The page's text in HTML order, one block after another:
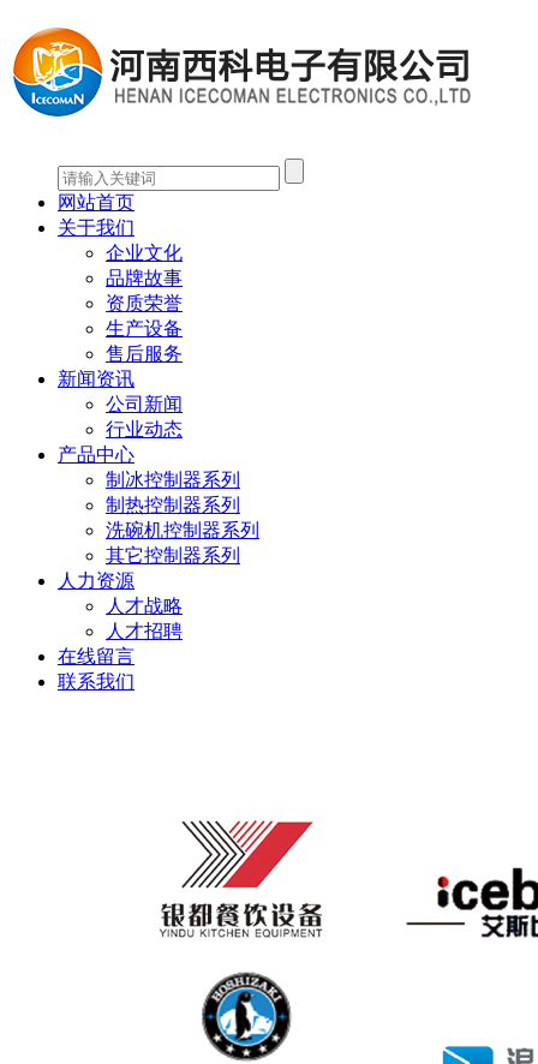
网站首页
关于我们
企业文化
品牌故事
资质荣誉
生产设备
售后服务
新闻资讯
公司新闻
行业动态
产品中心
制冰控制器系列
制热控制器系列
洗碗机控制器系列
其它控制器系列
人力资源
人才战略
人才招聘
在线留言
联系我们